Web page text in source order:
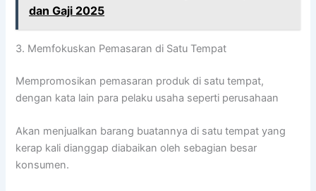
dan Gaji 2025
3. Memfokuskan Pemasaran di Satu Tempat
Mempromosikan pemasaran produk di satu tempat,
dengan kata lain para pelaku usaha seperti perusahaan
Akan menjualkan barang buatannya di satu tempat yang
kerap kali dianggap diabaikan oleh sebagian besar
konsumen.